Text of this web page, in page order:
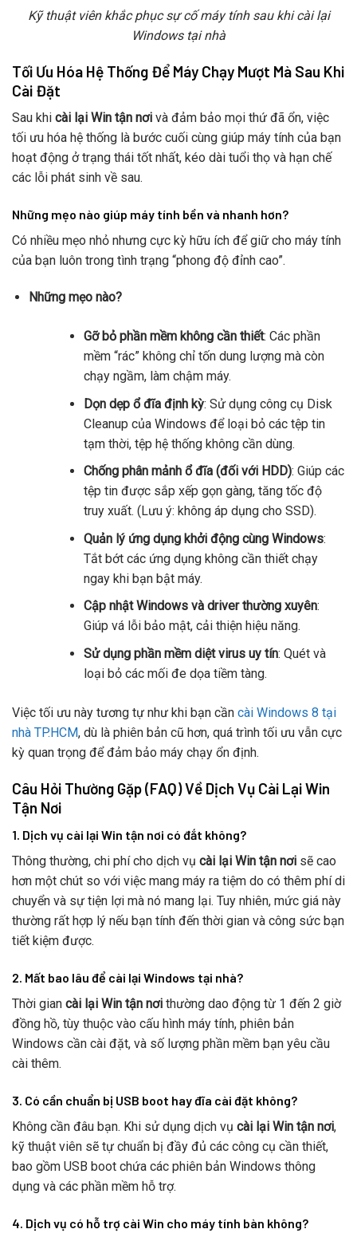
Kỹ thuật viên khắc phục sự cố máy tính sau khi cài lại
Windows tại nhà
Tối Ưu Hóa Hệ Thống Để Máy Chạy Mượt Mà Sau Khi
Cài Đặt
Sau khi cài lại Win tận nơi và đảm bảo mọi thứ đã ổn, việc
tối ưu hóa hệ thống là bước cuối cùng giúp máy tính của bạn
hoạt động ở trạng thái tốt nhất, kéo dài tuổi thọ và hạn chế
các lỗi phát sinh về sau.
Những mẹo nào giúp máy tính bền và nhanh hơn?
Có nhiều mẹo nhỏ nhưng cực kỳ hữu ích để giữ cho máy tính
của bạn luôn trong tình trạng “phong độ đỉnh cao”.
Những mẹo nào?
Gỡ bỏ phần mềm không cần thiết: Các phần
mềm “rác” không chỉ tốn dung lượng mà còn
chạy ngầm, làm chậm máy.
Dọn dẹp ổ đĩa định kỳ: Sử dụng công cụ Disk
Cleanup của Windows để loại bỏ các tệp tin
tạm thời, tệp hệ thống không cần dùng.
Chống phân mảnh ổ đĩa (đối với HDD): Giúp các
tệp tin được sắp xếp gọn gàng, tăng tốc độ
truy xuất. (Lưu ý: không áp dụng cho SSD).
Quản lý ứng dụng khởi động cùng Windows:
Tắt bớt các ứng dụng không cần thiết chạy
ngay khi bạn bật máy.
Cập nhật Windows và driver thường xuyên:
Giúp vá lỗi bảo mật, cải thiện hiệu năng.
Sử dụng phần mềm diệt virus uy tín: Quét và
loại bỏ các mối đe dọa tiềm tàng.
Việc tối ưu này tương tự như khi bạn cần cài Windows 8 tại
nhà TP.HCM, dù là phiên bản cũ hơn, quá trình tối ưu vẫn cực
kỳ quan trọng để đảm bảo máy chạy ổn định.
Câu Hỏi Thường Gặp (FAQ) Về Dịch Vụ Cài Lại Win
Tận Nơi
1. Dịch vụ cài lại Win tận nơi có đắt không?
Thông thường, chi phí cho dịch vụ cài lại Win tận nơi sẽ cao
hơn một chút so với việc mang máy ra tiệm do có thêm phí di
chuyển và sự tiện lợi mà nó mang lại. Tuy nhiên, mức giá này
thường rất hợp lý nếu bạn tính đến thời gian và công sức bạn
tiết kiệm được.
2. Mất bao lâu để cài lại Windows tại nhà?
Thời gian cài lại Win tận nơi thường dao động từ 1 đến 2 giờ
đồng hồ, tùy thuộc vào cấu hình máy tính, phiên bản
Windows cần cài đặt, và số lượng phần mềm bạn yêu cầu
cài thêm.
3. Có cần chuẩn bị USB boot hay đĩa cài đặt không?
Không cần đâu bạn. Khi sử dụng dịch vụ cài lại Win tận nơi,
kỹ thuật viên sẽ tự chuẩn bị đầy đủ các công cụ cần thiết,
bao gồm USB boot chứa các phiên bản Windows thông
dụng và các phần mềm hỗ trợ.
4. Dịch vụ có hỗ trợ cài Win cho máy tính bàn không?